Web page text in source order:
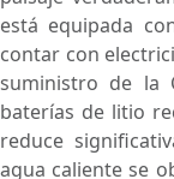
está equipada
contar con
suministro de la
baterías de litio
reduce
agua caliente se